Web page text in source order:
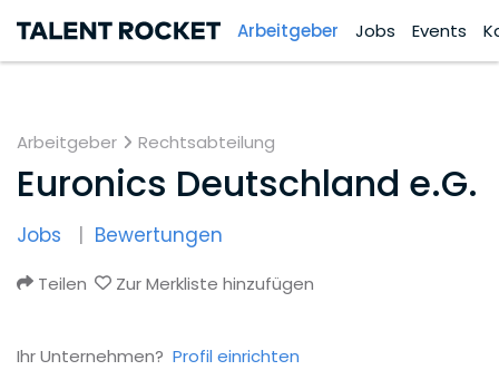
Arbeitgeber Jobs Events
Arbeitgeber Rechtsabteilung
Euronics Deutschland e.G.
Jobs Bewertungen
Teilen Zur Merkliste hinzufügen
Ihr Unternehmen? Profil einrichten